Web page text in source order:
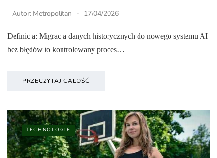
Autor: Metropolitan 17/04/2026
Definicja: Migracja danych historycznych do nowego systemu AI
bez błędów to kontrolowany proces…
PRZECZYTAJ CAŁOŚĆ
TECHNOLOGIE